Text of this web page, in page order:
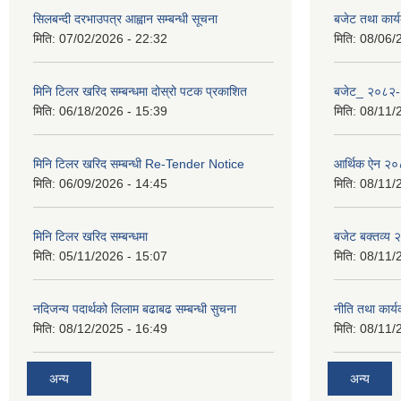
सिलबन्दी दरभाउपत्र आह्वान सम्बन्धी सूचना
मिति: 07/02/2026 - 22:32
मिनि टिलर खरिद सम्बन्धमा दोस्रो पटक प्रकाशित
मिति: 06/18/2026 - 15:39
मिनि टिलर खरिद सम्बन्धी Re-Tender Notice
मिति: 06/09/2026 - 14:45
मिनि टिलर खरिद सम्बन्धमा
मिति: 05/11/2026 - 15:07
नदिजन्य पदार्थको लिलाम बढाबढ सम्बन्धी सुचना
मिति: 08/12/2025 - 16:49
अन्य
बजेट तथा
मिति: 08/06/
बजेट_
मिति: 08/11/
आर्थिक ऐन
मिति: 08/11/
बजेट बक्तव्य
मिति: 08/11/
नीति तथा
मिति: 08/11/
अन्य